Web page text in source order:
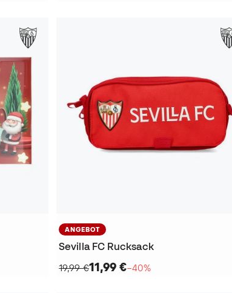
ANGEBOT
Sevilla FC Rucksack
19,99 €11,99 €−40%